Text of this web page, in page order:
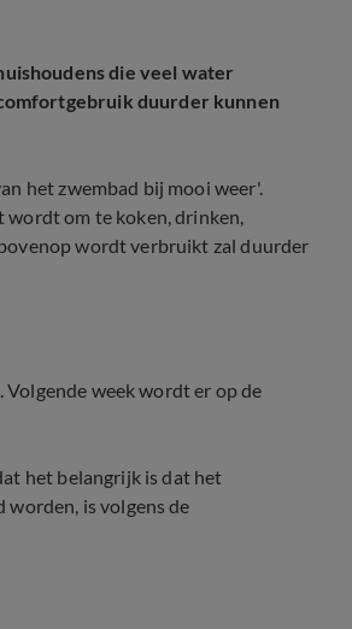
die veel water
duurder kunnen
het zwembad bij mooi weer'.
wordt om te koken, drinken,
wordt verbruikt zal duurder
week wordt er op de
het belangrijk is dat het
is volgens de